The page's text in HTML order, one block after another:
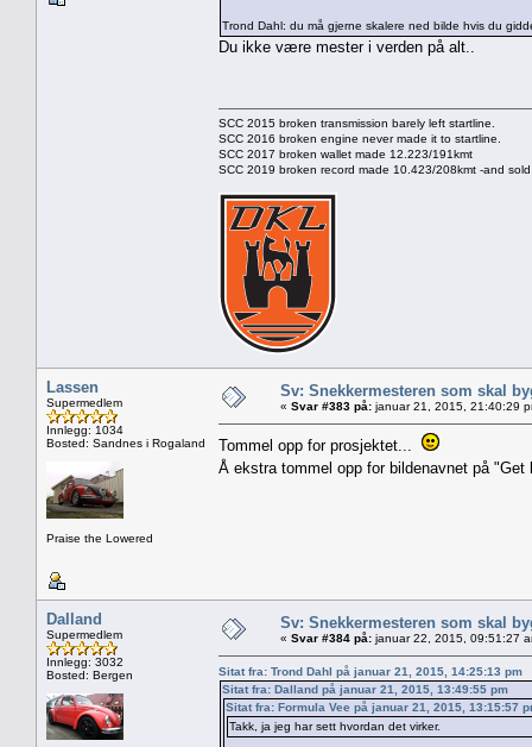
Trond Dahl: du må gjerne skalere ned bilde hvis du
Du ikke være mester i verden på alt..
SCC 2015 broken transmission barely left startline.
SCC 2016 broken engine never made it to startline.
SCC 2017 broken wallet made 12.223/191kmt
SCC 2019 broken record made 10.423/208kmt -and
Lassen
Supermedlem
Innlegg: 1034
Bosted: Sandnes i Rogaland
Praise the Lowered
Sv: Snekkermesteren som skal
« Svar #383 på: januar 21, 2015, 21:40:29
Tommel opp for prosjektet...
Å ekstra tommel opp for bildenavnet på
Dalland
Supermedlem
Innlegg: 3032
Bosted: Bergen
Sv: Snekkermesteren som skal
« Svar #384 på: januar 22, 2015, 09:51:27
Sitat fra: Trond Dahl på januar 21, 2015, 14:25:13 pm
Sitat fra: Dalland på januar 21, 2015, 13:49:55 pm
Sitat fra: Formula Vee på januar 21, 2015, 13:15:57
Takk, ja jeg har sett hvordan det virker.